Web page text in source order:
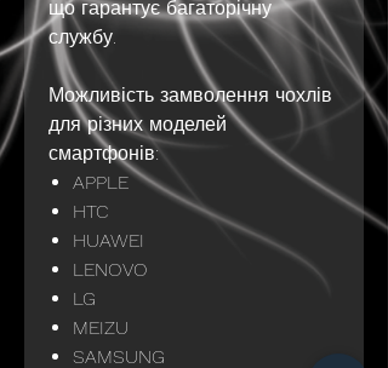
що гарантує багаторічну
службу.
Можливість замволення чохлів
для різних моделей
смартфонів:
APPLE
HTC
HUAWEI
LENOVO
LG
MEIZU
SAMSUNG